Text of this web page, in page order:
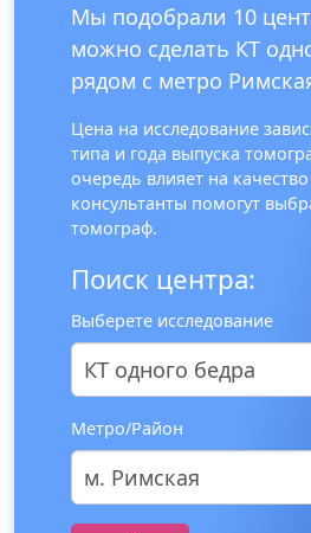
Мы подобрали 10
можно сделать КТ
рядом с метро
Цена на исследование
типа и года выпуска
очередь влияет на
консультанты помогут
томограф.
Поиск центра:
Выберете исследование
КТ одного бедра
Метро/Район
м. Римская